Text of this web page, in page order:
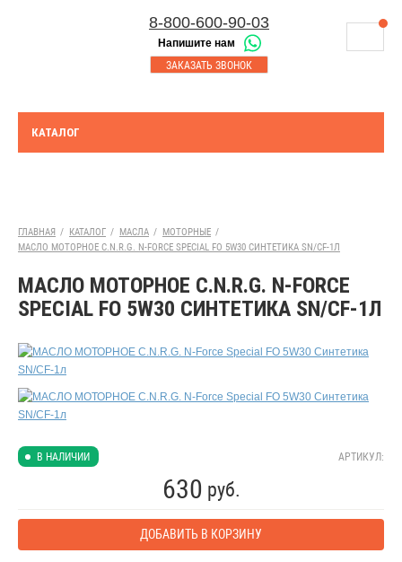
8-800-600-90-03
Напишите нам
ЗАКАЗАТЬ ЗВОНОК
Корзина
ОПЛАТА
ЮРИДИЧЕСКИМ ЛИЦАМ
КОНТАКТЫ
АКЦИИ
8-843-230-17-45
Казань
Набережные Челны
КАТАЛОГ
ГЛАВНАЯ / КАТАЛОГ / МАСЛА / МОТОРНЫЕ /
МАСЛО МОТОРНОЕ C.N.R.G. N-FORCE SPECIAL FO 5W30 СИНТЕТИКА SN/CF-1Л
МАСЛО МОТОРНОЕ C.N.R.G. N-FORCE
SPECIAL FO 5W30 СИНТЕТИКА SN/CF-1Л
В НАЛИЧИИ АРТИКУЛ:
630 руб.
ДОБАВИТЬ В КОРЗИНУ